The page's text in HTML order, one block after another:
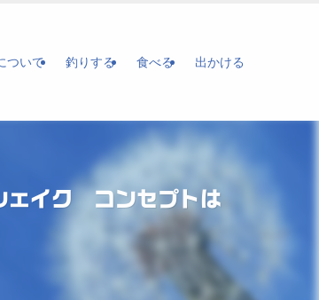
ついて 釣りする 食べる 出かける
ェイク コンセプトは